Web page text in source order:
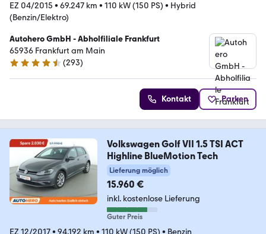
EZ 04/2015 • 69.247 km • 110 kW (150 PS) • Hybrid
(Benzin/Elektro)
Autohero GmbH - Abholfiliale Frankfurt
65936 Frankfurt am Main
4.6 Sterne
(293)
Kontakt Parken
Volkswagen Golf VII 1.5 TSI ACT
Highline BlueMotion Tech
Lieferung möglich
15.960 €
inkl. kostenlose Lieferung
Guter Preis